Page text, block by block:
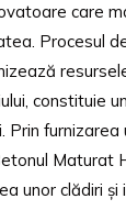
care
Procesul
constituie
Prin furnizarea
Maturat
unor clădiri și